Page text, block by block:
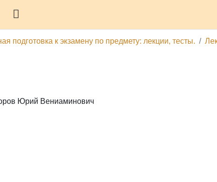
подготовка к экзамену по предмету: лекции, тесты.
Юрий Вениаминович